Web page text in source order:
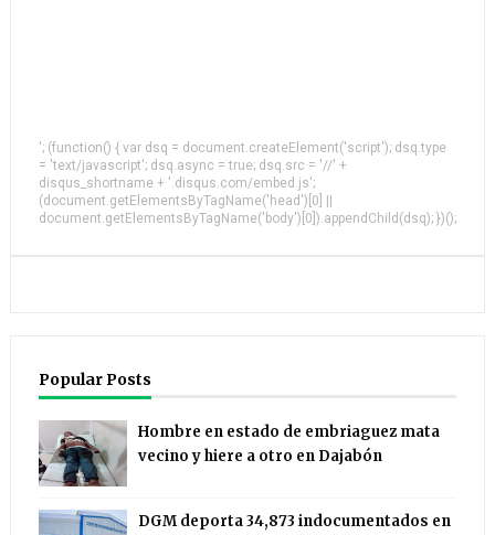
'; (function() { var dsq = document.createElement('script'); dsq.type
= 'text/javascript'; dsq.async = true; dsq.src = '//' +
disqus_shortname + '.disqus.com/embed.js';
(document.getElementsByTagName('head')[0] ||
document.getElementsByTagName('body')[0]).appendChild(dsq); })();
Popular Posts
Hombre en estado de embriaguez mata
vecino y hiere a otro en Dajabón
DGM deporta 34,873 indocumentados en